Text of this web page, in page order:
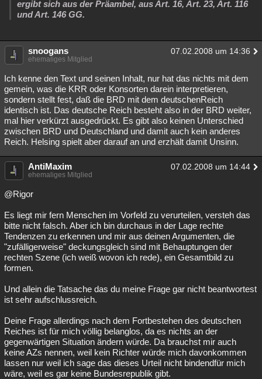
ergibt sich aus der Präambel, aus Art. 16, Art. 23, Art. 116
und Art. 146 GG.
snoogans 07.02.2008 um 14:36
ehemaliges Mitglied
Ich kenne den Text und seinen Inhalt, nur hat das nichts mit dem
gemein, was die KRR oder Konsorten darein interpretieren,
sondern stellt fest, daß die BRD mit dem deutschenReich
identisch ist. Das deutsche Reich besteht also in der BRD weiter,
mal hier verkürzt ausgedrückt. Es gibt also keinen Unterschied
zwischen BRD und Deutschland und damit auch kein anderes
Reich. Helsing spielt aber darauf an und erzhält damit Unsinn.
AntiMaxim 07.02.2008 um 14:44
ehemaliges Mitglied
@Rigor
Es liegt mir fern Menschen im Vorfeld zu verurteilen, versteh das
bitte nicht falsch. Aber ich bin durchaus in der Lage rechte
Tendenzen zu erkennen und mir aus deinen Argumenten, die
"zufälligerweise" deckungsgleich sind mit Behauptungen der
rechten Szene (ich weiß wovon ich rede), ein Gesamtbild zu
formen.
Und allein die Tatsache das du meine Frage gar nicht beantwortest
ist sehr aufschlussreich.
Deine Frage allerdings nach dem Fortbestehen des deutschen
Reiches ist für mich völlig belanglos, da es nichts an der
gegenwärtigen Situation ändern würde. Da brauchst mir auch
keine AZs nennen, weil kein Richter würde mich davonkommen
lassen nur weil ich sage das dieses Urteil nicht bindendfür mich
wäre, weil es gar keine Bundesrepublik gibt.